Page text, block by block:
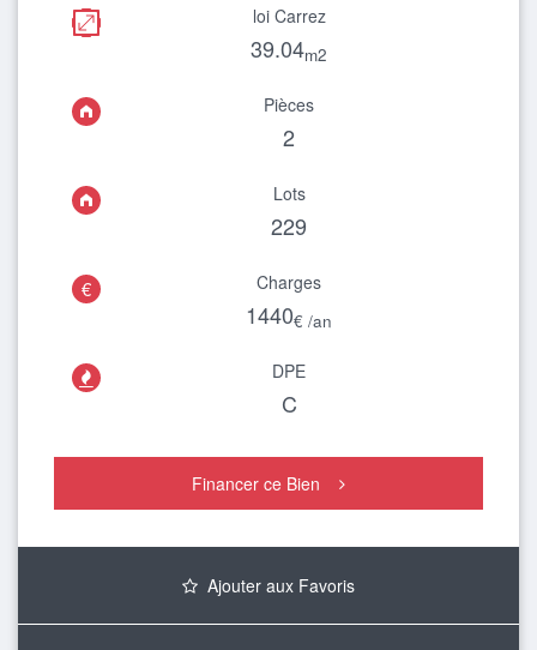
loi Carrez
39.04m2
Pièces
2
Lots
229
€ Charges
1440€ /an
 DPE
C
Financer ce Bien
Ajouter aux Favoris